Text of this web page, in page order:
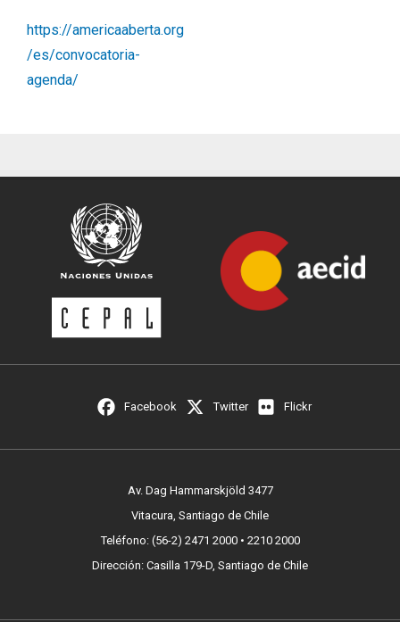
https://americaaberta.org
/es/convocatoria-
agenda/
Facebook Twitter Flickr
Av. Dag Hammarskjöld 3477
Vitacura, Santiago de Chile
Teléfono: (56-2) 2471 2000 • 2210 2000
Dirección: Casilla 179-D, Santiago de Chile